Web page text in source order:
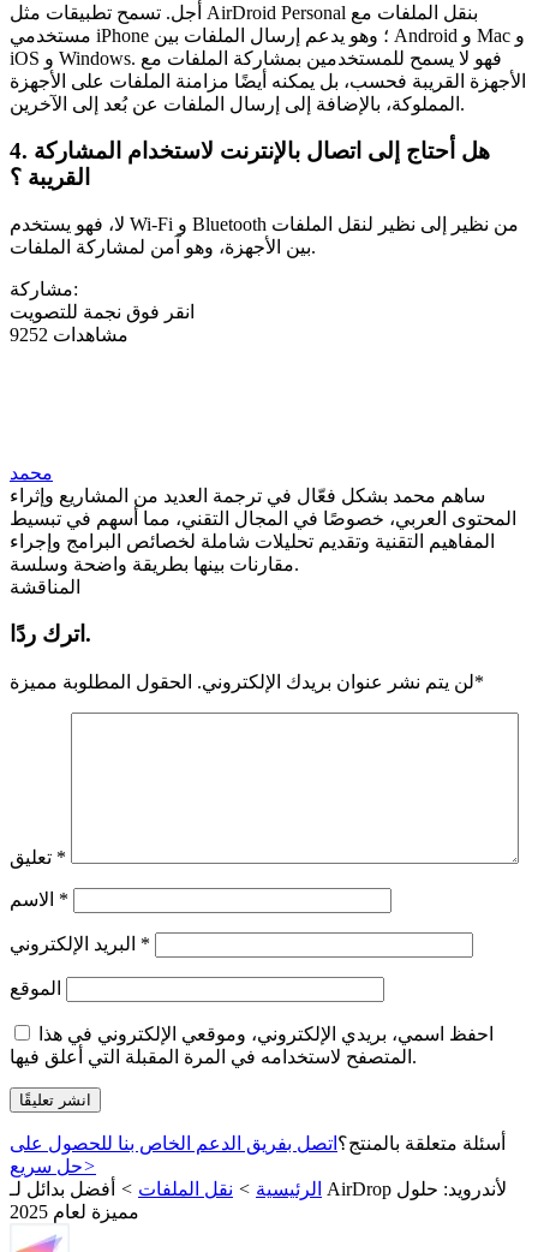
أجل. تسمح تطبيقات مثل AirDroid Personal بنقل الملفات مع
مستخدمي iPhone ؛ وهو يدعم إرسال الملفات بين Android و Mac و
iOS و Windows. فهو لا يسمح للمستخدمين بمشاركة الملفات مع
الأجهزة القريبة فحسب، بل يمكنه أيضًا مزامنة الملفات على الأجهزة
المملوكة، بالإضافة إلى إرسال الملفات عن بُعد إلى الآخرين.
4. هل أحتاج إلى اتصال بالإنترنت لاستخدام المشاركة
القريبة ؟
لا، فهو يستخدم Wi-Fi و Bluetooth من نظير إلى نظير لنقل الملفات
بين الأجهزة، وهو آمن لمشاركة الملفات.
مشاركة:
انقر فوق نجمة للتصويت
9252 مشاهدات
محمد
ساهم محمد بشكل فعّال في ترجمة العديد من المشاريع وإثراء
المحتوى العربي، خصوصًا في المجال التقني، مما أسهم في تبسيط
المفاهيم التقنية وتقديم تحليلات شاملة لخصائص البرامج وإجراء
مقارنات بينها بطريقة واضحة وسلسة.
المناقشة
اترك ردًا.
لن يتم نشر عنوان بريدك الإلكتروني. الحقول المطلوبة مميزة *
*
*
*
الموقع
احفظ اسمي، بريدي الإلكتروني، وموقعي الإلكتروني في هذا
المتصفح لاستخدامه في المرة المقبلة التي أعلق فيها.
أسئلة متعلقة بالمنتج؟ اتصل بفريق الدعم الخاص بنا للحصول على
حل سريع>
الرئيسية > نقل الملفات >
أفضل بدائل لـ AirDrop لأندرويد: حلول
مميزة لعام 2025